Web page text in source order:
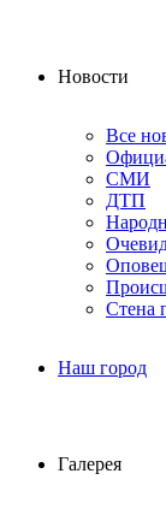
Новости
Все
СМИ
ДТП
Стена
Наш город
Галерея